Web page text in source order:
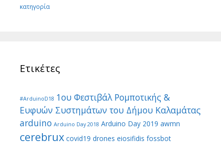
κατηγορία
Ετικέτες
#ArduinoD18 1ου Φεστιβάλ Ρομποτικής &
Ευφυών Συστημάτων του Δήμου Καλαμάτας
arduino Arduino Day 2018 Arduino Day 2019 awmn
cerebrux covid19 drones eiosifidis fossbot